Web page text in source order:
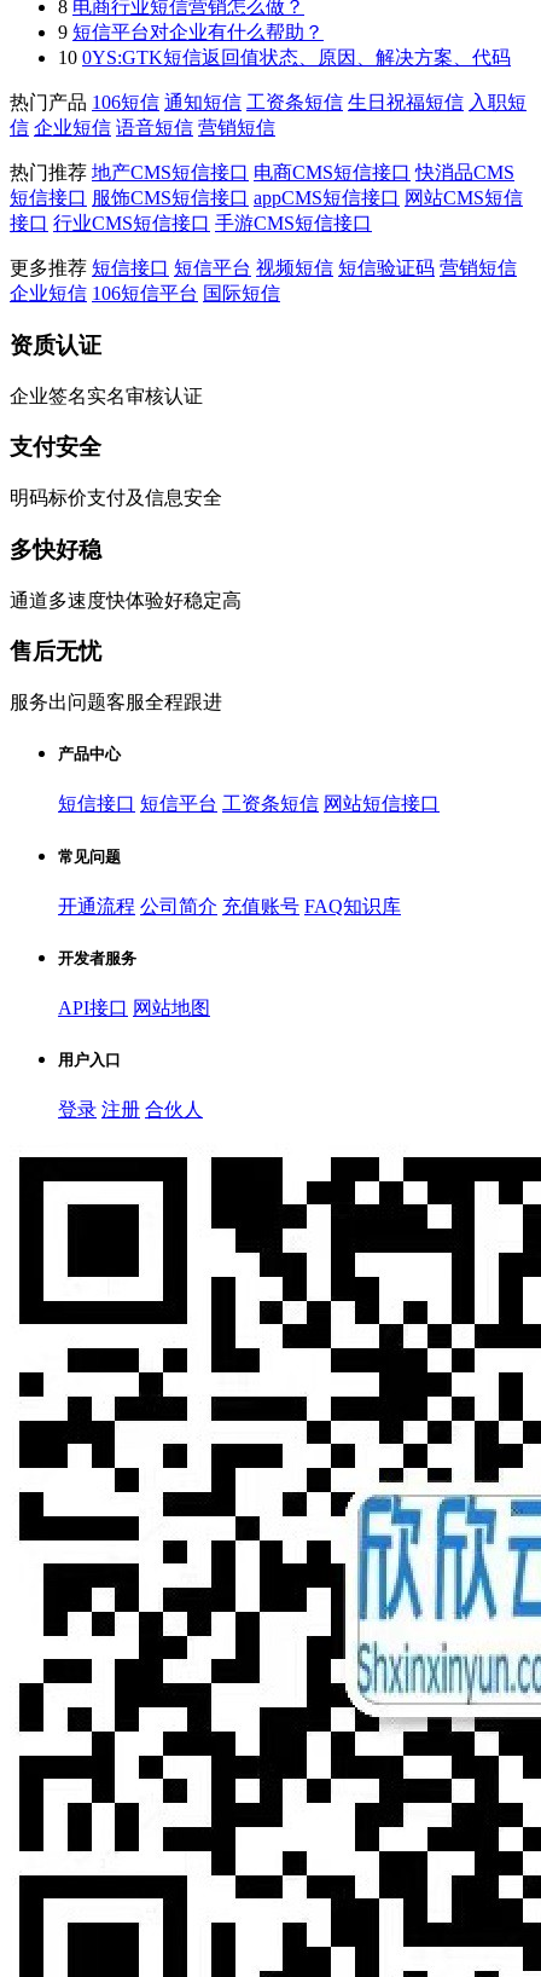
8 电商行业短信营销怎么做？
9 短信平台对企业有什么帮助？
10 0YS:GTK短信返回值状态、原因、解决方案、代码
热门产品 106短信 通知短信 工资条短信 生日祝福短信 入职短
信 企业短信 语音短信 营销短信
热门推荐 地产CMS短信接口 电商CMS短信接口 快消品CMS
短信接口 服饰CMS短信接口 appCMS短信接口 网站CMS短信
接口 行业CMS短信接口 手游CMS短信接口
更多推荐 短信接口 短信平台 视频短信 短信验证码 营销短信
企业短信 106短信平台 国际短信
资质认证
企业签名实名审核认证
支付安全
明码标价支付及信息安全
多快好稳
通道多速度快体验好稳定高
售后无忧
服务出问题客服全程跟进
产品中心
短信接口 短信平台 工资条短信 网站短信接口
常见问题
开通流程 公司简介 充值账号 FAQ知识库
开发者服务
API接口 网站地图
用户入口
登录 注册 合伙人